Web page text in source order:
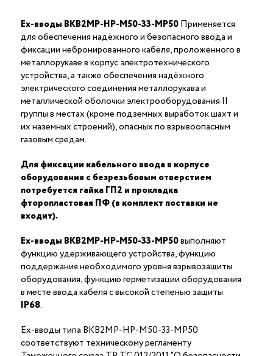
Ex-вводы ВКВ2МР-НР-М50-33-МР50Применяется
для обеспечения надёжного и безопасного ввода и
фиксации небронированного кабеля, проложенного в
металлорукаве в корпус электротехнического
устройства, а также обеспечения надёжного
электрического соединения металлорукава и
металлической оболочки электрооборудования II
группы в местах (кроме подземных выработок шахт и
их наземных строений), опасных по взрывоопасным
газовым средам.
Для фиксации кабельного ввода в корпусе
оборудования с безрезьбовым отверстием
потребуется гайка ГП2 и прокладка
фторопластовая ПФ (в комплект поставки не
входит).
Ex-вводы ВКВ2МР-НР-М50-33-МР50выполняют
функцию удерживающего устройства, функцию
поддержания необходимого уровня взрывозащиты
оборудования, функцию герметизации оборудования
в месте ввода кабеля с высокой степенью защиты
IP68.
Ex-вводы типа ВКВ2МР-НР-М50-33-МР50
соответствуют техническому регламенту